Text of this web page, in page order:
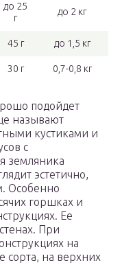
до 25
г
до 2 кг
45 г до 1,5 кг
30 г 0,7-0,8 кг
подойдет
называют
кустиками и
с
земляника
эстетично,
Особенно
горшках и
Ее
При
на
сорта, на верхних